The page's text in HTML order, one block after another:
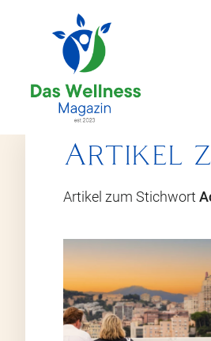
Artikel
Artikel zum Stichwort